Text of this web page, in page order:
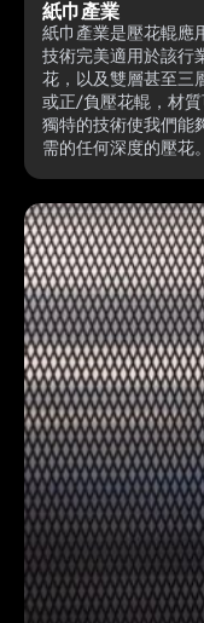
紙巾產業
紙巾產業是壓花輥應
技術完美適用於該行
花，以及雙層甚至三
或正/負壓花輥，材
獨特的技術使我們能
需的任何深度的壓花。